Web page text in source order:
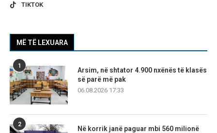
TIKTOK
MË TË LEXUARA
1
Arsim, në shtator 4.900 nxënës të klasës
së parë më pak
06.08.2026 17:33
2
Në korrik janë paguar mbi 560 milionë